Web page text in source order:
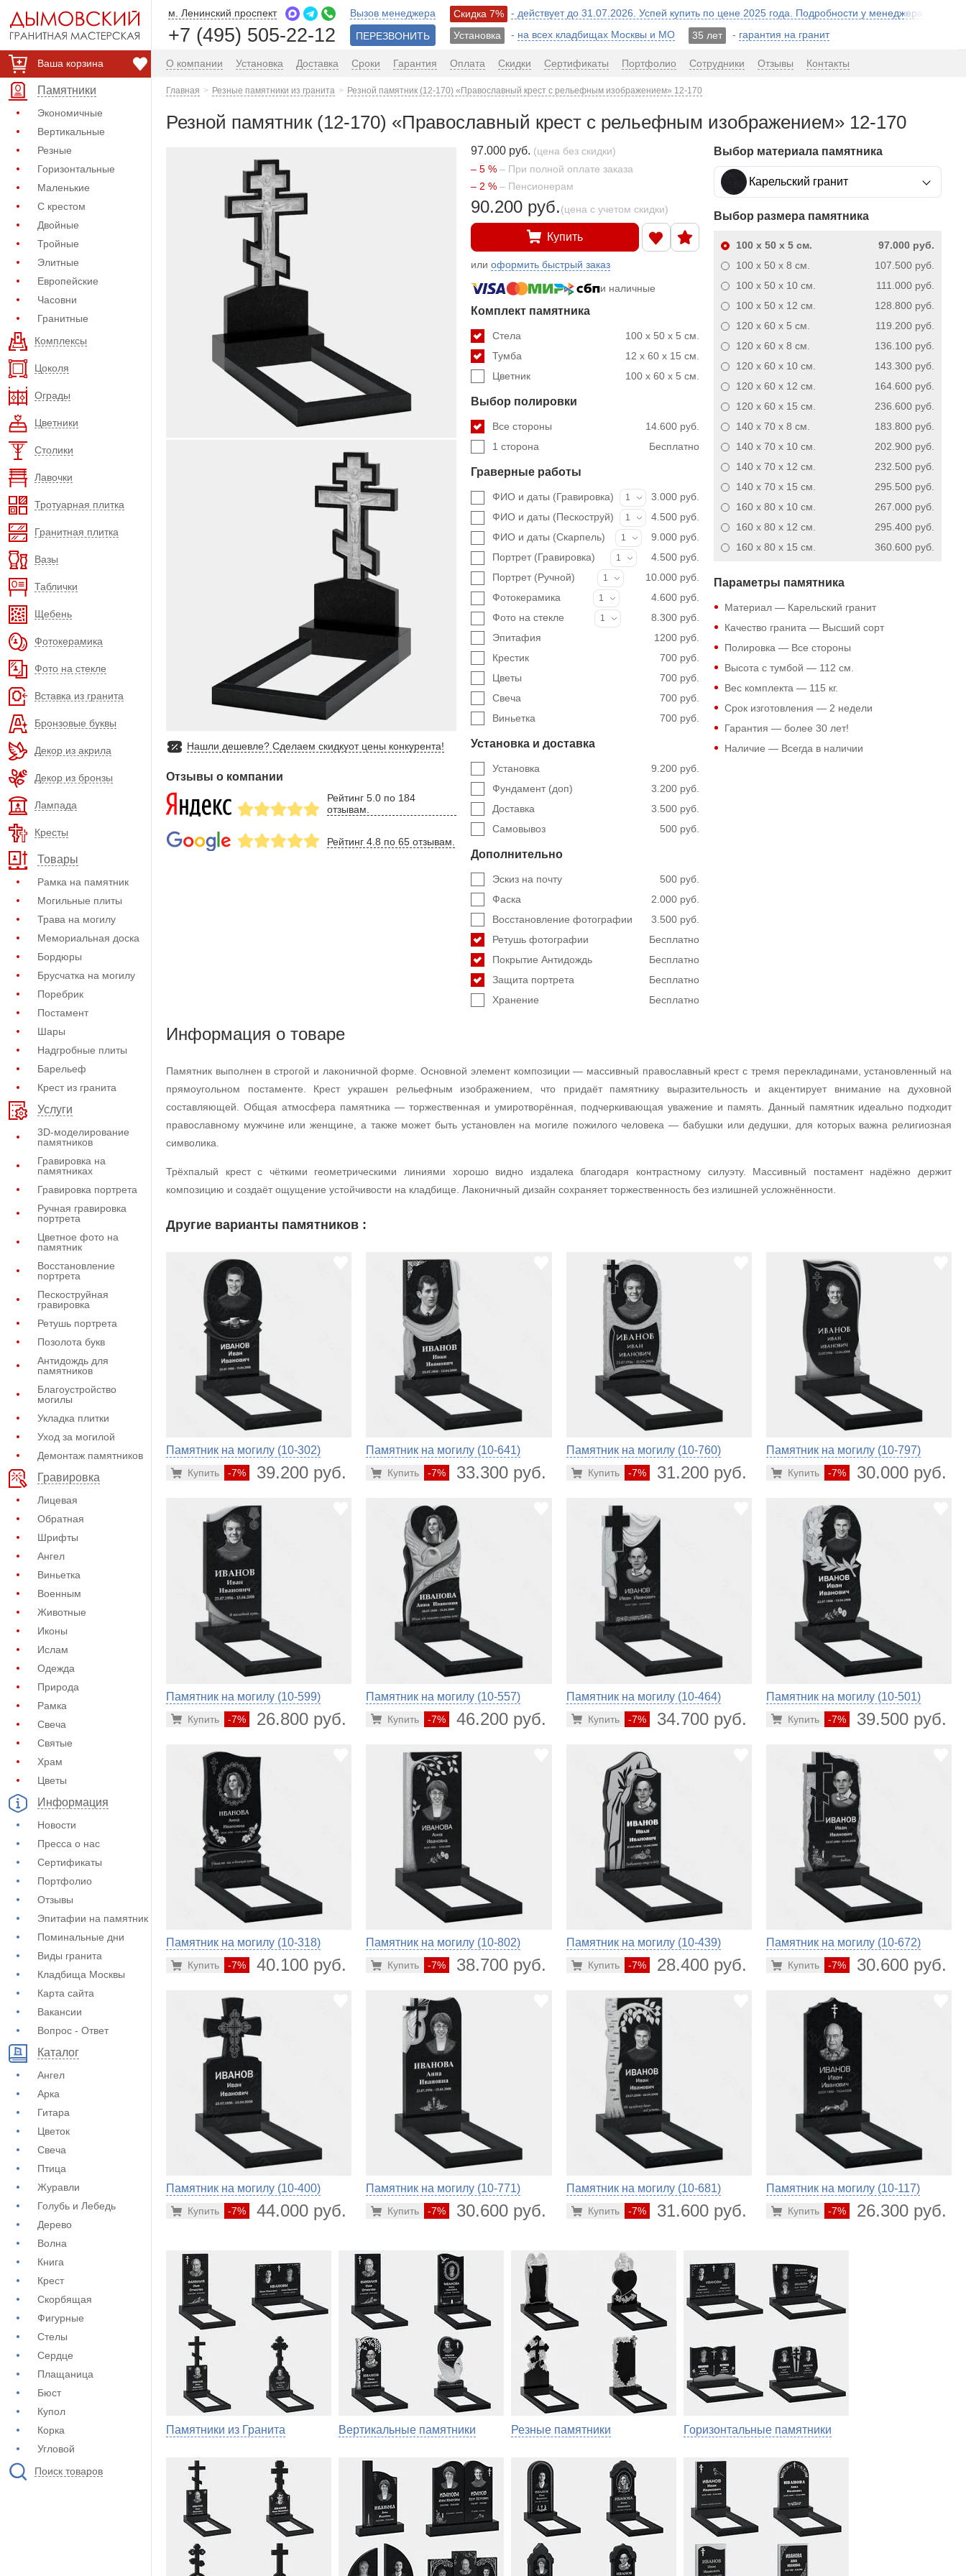
Ваша корзина
Памятники
Экономичные
Вертикальные
Резные
Горизонтальные
Маленькие
С крестом
Двойные
Тройные
Элитные
Европейские
Часовни
Гранитные
Комплексы
Цоколя
Ограды
Цветники
Столики
Лавочки
Тротуарная плитка
Гранитная плитка
Вазы
Таблички
Щебень
Фотокерамика
Фото на стекле
Вставка из гранита
Бронзовые буквы
Декор из акрила
Декор из бронзы
Лампада
Кресты
Товары
Рамка на памятник
Могильные плиты
Трава на могилу
Мемориальная доска
Бордюры
Брусчатка на могилу
Поребрик
Постамент
Шары
Надгробные плиты
Барельеф
Крест из гранита
Услуги
3D-моделирование
памятников
Гравировка на
памятниках
Гравировка портрета
Ручная гравировка
портрета
Цветное фото на
памятник
Восстановление
портрета
Пескоструйная
гравировка
Ретушь портрета
Позолота букв
Антидождь для
памятников
Благоустройство
могилы
Укладка плитки
Уход за могилой
Демонтаж памятников
Гравировка
Лицевая
Обратная
Шрифты
Ангел
Виньетка
Военным
Животные
Иконы
Ислам
Одежда
Природа
Рамка
Свеча
Святые
Храм
Цветы
Информация
Новости
Пресса о нас
Сертификаты
Портфолио
Отзывы
Эпитафии на памятник
Поминальные дни
Виды гранита
Кладбища Москвы
Карта сайта
Вакансии
Вопрос - Ответ
Каталог
Ангел
Арка
Гитара
Цветок
Свеча
Птица
Журавли
Голубь и Лебедь
Дерево
Волна
Книга
Крест
Скорбящая
Фигурные
Стелы
Сердце
Плащаница
Бюст
Купол
Корка
Угловой
Поиск товаров
м. Ленинский проспект
+7 (495) 505-22-12
Вызов менеджера
ПЕРЕЗВОНИТЬ
Скидка 7%
- действует до 31.07.2026. Успей купить по цене 2025 года. Подробности у менеджера!
Установка
- на всех кладбищах Москвы и МО 35 лет - гарантия на гранит
О компании Установка Доставка Сроки Гарантия Оплата Скидки Сертификаты Портфолио Сотрудники Отзывы Контакты
Главная Резные памятники из гранита Резной памятник (12-170) «Православный крест с рельефным изображением» 12-170
Резной памятник (12-170) «Православный крест с рельефным изображением» 12-170
Нашли дешевле? Сделаем скидкуот цены конкурента!
Отзывы о компании
Рейтинг 5.0 по 184
отзывам.
Рейтинг 4.8 по 65 отзывам.
97.000 руб. (цена без скидки)
– 5 % – При полной оплате заказа
– 2 % – Пенсионерам
90.200 руб.(цена с учетом скидки)
Купить
илиоформить быстрый заказ
и наличные
Комплект памятника
100 x 50 x 5 см.
Стела
12 x 60 x 15 см.
Тумба
100 x 60 x 5 см.
Цветник
Выбор полировки
14.600 руб.
Все стороны
Бесплатно
1 сторона
Граверные работы
ФИО и даты (Гравировка) 1
3.000 руб.
ФИО и даты (Пескоструй)
1
4.500 руб.
ФИО и даты (Скарпель)
1
9.000 руб.
Портрет (Гравировка)
1
4.500 руб.
Портрет (Ручной)
1
10.000 руб.
Фотокерамика
1
4.600 руб.
Фото на стекле
1
8.300 руб.
1200 руб.
Эпитафия
700 руб.
Крестик
700 руб.
Цветы
700 руб.
Свеча
700 руб.
Виньетка
Установка и доставка
9.200 руб.
Установка
3.200 руб.
Фундамент (доп)
3.500 руб.
Доставка
500 руб.
Самовывоз
Дополнительно
500 руб.
Эскиз на почту
2.000 руб.
Фаска
3.500 руб.
Восстановление фотографии
Бесплатно
Ретушь фотографии
Бесплатно
Покрытие Антидождь
Бесплатно
Защита портрета
Бесплатно
Хранение
Выбор материала памятника
Карельский гранит
Выбор размера памятника
97.000 руб.
100 x 50 x 5см.
107.500 руб.
100 x 50 x 8 см.
111.000 руб.
100 x 50 x 10см.
128.800 руб.
100 x 50 x 12 см.
119.200 руб.
120 x 60 x 5 см.
136.100 руб.
120 x 60 x 8 см.
143.300 руб.
120 x 60 x 10см.
164.600 руб.
120 x 60 x 12 см.
236.600 руб.
120 x 60 x 15 см.
183.800 руб.
140 x 70 x 8 см.
202.900 руб.
140 x 70 x 10см.
232.500 руб.
140 x 70 x 12 см.
295.500 руб.
140 x 70 x 15 см.
267.000 руб.
160 x 80 x 10см.
295.400 руб.
160 x 80 x 12 см.
360.600 руб.
160 x 80 x 15 см.
Параметры памятника
Материал — Карельский гранит
Качество гранита — Высший сорт
Полировка — Все стороны
Высота с тумбой — 112 см.
Вес комплекта — 115 кг.
Срок изготовления — 2 недели
Гарантия — более 30 лет!
Наличие — Всегда в наличии
Информация о товаре
Памятник выполнен в строгой и лаконичной форме. Основной элемент композиции — массивный православный крест с тремя перекладинами, установленный на
прямоугольном постаменте. Крест украшен рельефным изображением, что придаёт памятнику выразительность и акцентирует внимание на духовной
составляющей. Общая атмосфера памятника — торжественная и умиротворённая, подчеркивающая уважение и память. Данный памятник идеально подходит
православному мужчине или женщине, а также может быть установлен на могиле пожилого человека — бабушки или дедушки, для которых важна религиозная
символика.
Трёхпалый крест с чёткими геометрическими линиями хорошо видно издалека благодаря контрастному силуэту. Массивный постамент надёжно держит
композицию и создаёт ощущение устойчивости на кладбище. Лаконичный дизайн сохраняет торжественность без излишней усложнённости.
Другие варианты памятников :
Памятник на могилу (10-302)
-7% 39.200 руб.
Купить
Памятник на могилу (10-641)
-7% 33.300 руб.
Купить
Памятник на могилу (10-760)
-7% 31.200 руб.
Купить
Памятник на могилу (10-797)
-7% 30.000 руб.
Купить
Памятник на могилу (10-599)
-7% 26.800 руб.
Купить
Памятник на могилу (10-557)
-7% 46.200 руб.
Купить
Памятник на могилу (10-464)
-7% 34.700 руб.
Купить
Памятник на могилу (10-501)
-7% 39.500 руб.
Купить
Памятник на могилу (10-318)
-7% 40.100 руб.
Купить
Памятник на могилу (10-802)
-7% 38.700 руб.
Купить
Памятник на могилу (10-439)
-7% 28.400 руб.
Купить
Памятник на могилу (10-672)
-7% 30.600 руб.
Купить
Памятник на могилу (10-400)
-7% 44.000 руб.
Купить
Памятник на могилу (10-771)
-7% 30.600 руб.
Купить
Памятник на могилу (10-681)
-7% 31.600 руб.
Купить
Памятник на могилу (10-117)
-7% 26.300 руб.
Купить
Памятники из Гранита Вертикальные памятники Резные памятники Горизонтальные памятники